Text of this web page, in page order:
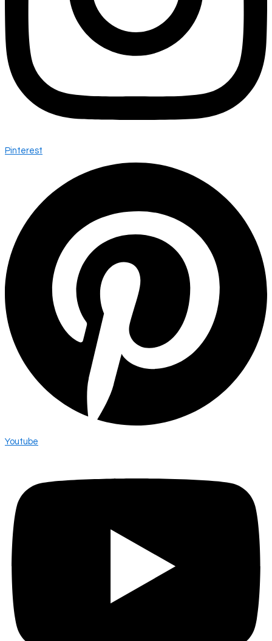
Pinterest
Youtube